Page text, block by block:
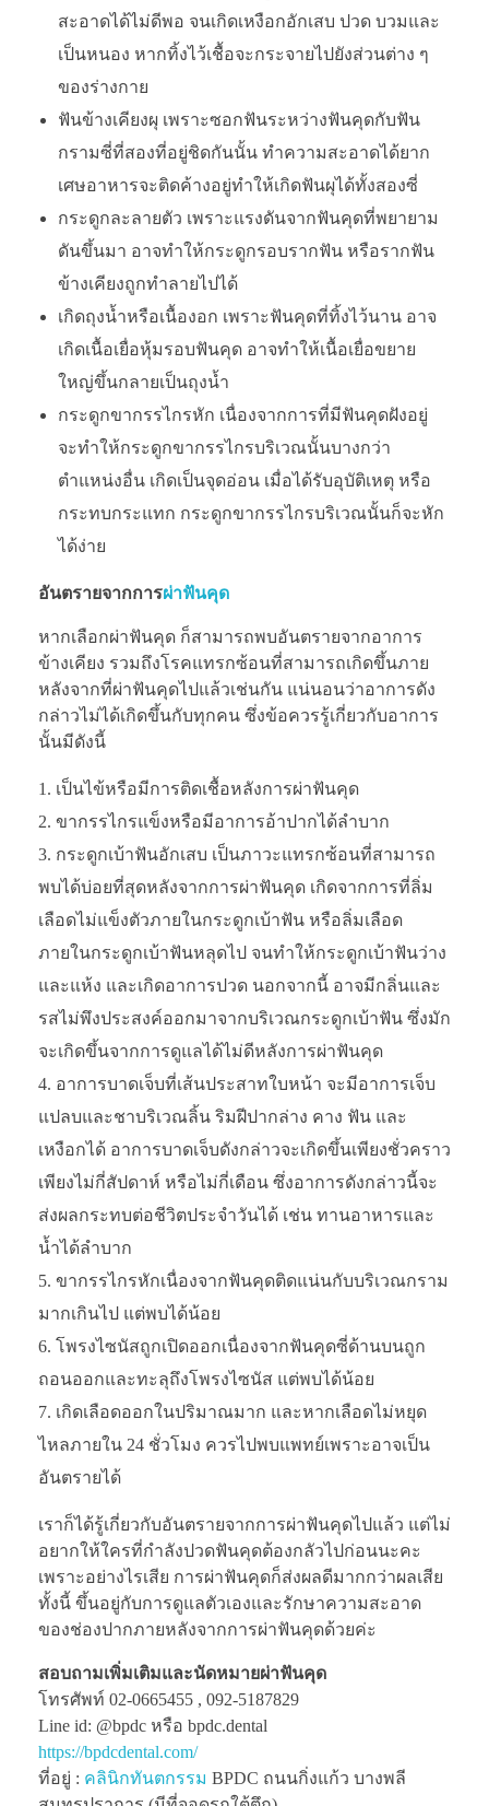
สะอาดได้ไม่ดีพอ จนเกิดเหงือกอักเสบ ปวด บวมและ
เป็นหนอง หากทิ้งไว้เชื้อจะกระจายไปยังส่วนต่าง ๆ
ของร่างกาย
ฟันข้างเคียงผุ เพราะซอกฟันระหว่างฟันคุดกับฟัน
กรามซี่ที่สองที่อยู่ชิดกันนั้น ทำความสะอาดได้ยาก
เศษอาหารจะติดค้างอยู่ทำให้เกิดฟันผุได้ทั้งสองซี่
กระดูกละลายตัว เพราะแรงดันจากฟันคุดที่พยายาม
ดันขึ้นมา อาจทำให้กระดูกรอบรากฟัน หรือรากฟัน
ข้างเคียงถูกทำลายไปได้
เกิดถุงน้ำหรือเนื้องอก เพราะฟันคุดที่ทิ้งไว้นาน อาจ
เกิดเนื้อเยื่อหุ้มรอบฟันคุด อาจทำให้เนื้อเยื่อขยาย
ใหญ่ขึ้นกลายเป็นถุงน้ำ
กระดูกขากรรไกรหัก เนื่องจากการที่มีฟันคุดฝังอยู่
จะทำให้กระดูกขากรรไกรบริเวณนั้นบางกว่า
ตำแหน่งอื่น เกิดเป็นจุดอ่อน เมื่อได้รับอุบัติเหตุ หรือ
กระทบกระแทก กระดูกขากรรไกรบริเวณนั้นก็จะหัก
ได้ง่าย
อันตรายจากการผ่าฟันคุด
หากเลือกผ่าฟันคุด ก็สามารถพบอันตรายจากอาการ
ข้างเคียง รวมถึงโรคแทรกซ้อนที่สามารถเกิดขึ้นภาย
หลังจากที่ผ่าฟันคุดไปแล้วเช่นกัน แน่นอนว่าอาการดัง
กล่าวไม่ได้เกิดขึ้นกับทุกคน ซึ่งข้อควรรู้เกี่ยวกับอาการ
นั้นมีดังนี้
เป็นไข้หรือมีการติดเชื้อหลังการผ่าฟันคุด
ขากรรไกรแข็งหรือมีอาการอ้าปากได้ลำบาก
กระดูกเบ้าฟันอักเสบ เป็นภาวะแทรกซ้อนที่สามารถ
พบได้บ่อยที่สุดหลังจากการผ่าฟันคุด เกิดจากการที่ลิ่ม
เลือดไม่แข็งตัวภายในกระดูกเบ้าฟัน หรือลิ่มเลือด
ภายในกระดูกเบ้าฟันหลุดไป จนทำให้กระดูกเบ้าฟันว่าง
และแห้ง และเกิดอาการปวด นอกจากนี้ อาจมีกลิ่นและ
รสไม่พึงประสงค์ออกมาจากบริเวณกระดูกเบ้าฟัน ซึ่งมัก
จะเกิดขึ้นจากการดูแลได้ไม่ดีหลังการผ่าฟันคุด
อาการบาดเจ็บที่เส้นประสาทใบหน้า จะมีอาการเจ็บ
แปลบและชาบริเวณลิ้น ริมฝีปากล่าง คาง ฟัน และ
เหงือกได้ อาการบาดเจ็บดังกล่าวจะเกิดขึ้นเพียงชั่วคราว
เพียงไม่กี่สัปดาห์ หรือไม่กี่เดือน ซึ่งอาการดังกล่าวนี้จะ
ส่งผลกระทบต่อชีวิตประจำวันได้ เช่น ทานอาหารและ
น้ำได้ลำบาก
ขากรรไกรหักเนื่องจากฟันคุดติดแน่นกับบริเวณกราม
มากเกินไป แต่พบได้น้อย
โพรงไซนัสถูกเปิดออกเนื่องจากฟันคุดซี่ด้านบนถูก
ถอนออกและทะลุถึงโพรงไซนัส แต่พบได้น้อย
เกิดเลือดออกในปริมาณมาก และหากเลือดไม่หยุด
ไหลภายใน 24 ชั่วโมง ควรไปพบแพทย์เพราะอาจเป็น
อันตรายได้
เราก็ได้รู้เกี่ยวกับอันตรายจากการผ่าฟันคุดไปแล้ว แต่ไม่
อยากให้ใครที่กำลังปวดฟันคุดต้องกลัวไปก่อนนะคะ
เพราะอย่างไรเสีย การผ่าฟันคุดก็ส่งผลดีมากกว่าผลเสีย
ทั้งนี้ ขึ้นอยู่กับการดูแลตัวเองและรักษาความสะอาด
ของช่องปากภายหลังจากการผ่าฟันคุดด้วยค่ะ
สอบถามเพิ่มเติมและนัดหมายผ่าฟันคุด
โทรศัพท์ 02-0665455 , 092-5187829
Line id: @bpdc หรือ bpdc.dental
https://bpdcdental.com/
ที่อยู่ : คลินิกทันตกรรม BPDC ถนนกิ่งแก้ว บางพลี